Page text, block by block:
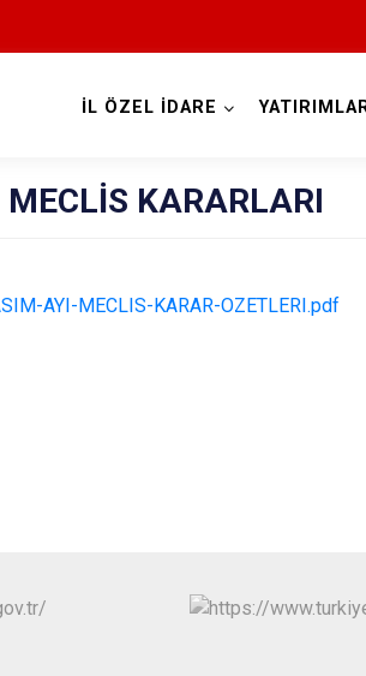
İL ÖZEL İDARE
KARARLARI
AYI-MECLIS-KARAR-OZETLERI.pdf